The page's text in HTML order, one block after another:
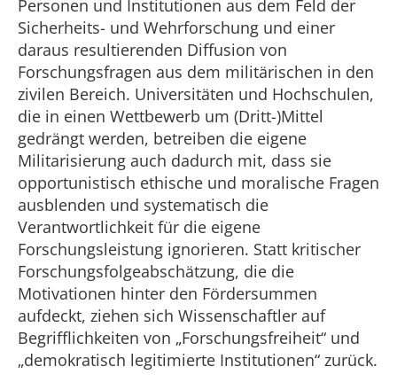
Personen und Institutionen aus dem Feld der
Sicherheits- und Wehrforschung und einer
daraus resultierenden Diffusion von
Forschungsfragen aus dem militärischen in den
zivilen Bereich. Universitäten und Hochschulen,
die in einen Wettbewerb um (Dritt-)Mittel
gedrängt werden, betreiben die eigene
Militarisierung auch dadurch mit, dass sie
opportunistisch ethische und moralische Fragen
ausblenden und systematisch die
Verantwortlichkeit für die eigene
Forschungsleistung ignorieren. Statt kritischer
Forschungsfolgeabschätzung, die die
Motivationen hinter den Fördersummen
aufdeckt, ziehen sich Wissenschaftler auf
Begrifflichkeiten von „Forschungsfreiheit“ und
„demokratisch legitimierte Institutionen“ zurück.